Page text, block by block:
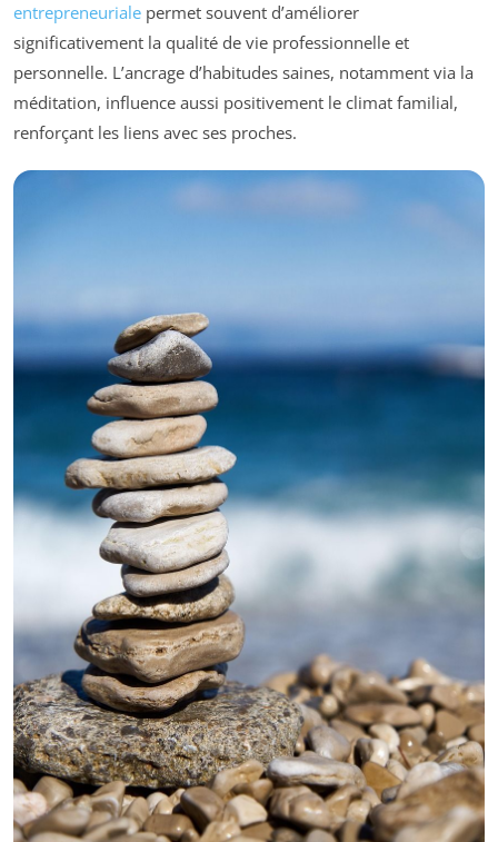
entrepreneuriale permet souvent d’améliorer
significativement la qualité de vie professionnelle et
personnelle. L’ancrage d’habitudes saines, notamment via la
méditation, influence aussi positivement le climat familial,
renforçant les liens avec ses proches.